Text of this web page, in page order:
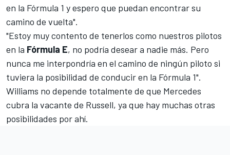
en la Fórmula 1 y espero que puedan encontrar su
camino de vuelta".
"Estoy muy contento de tenerlos como nuestros pilotos
en la Fórmula E, no podría desear a nadie más. Pero
nunca me interpondría en el camino de ningún piloto si
tuviera la posibilidad de conducir en la Fórmula 1".
Williams no depende totalmente de que Mercedes
cubra la vacante de Russell, ya que hay muchas otras
posibilidades por ahí.